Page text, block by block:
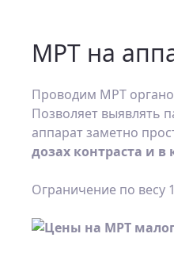
МРТ на
Проводим МРТ
Позволяет выявлять
аппарат заметно
дозах контраста и в
Ограничение по весу